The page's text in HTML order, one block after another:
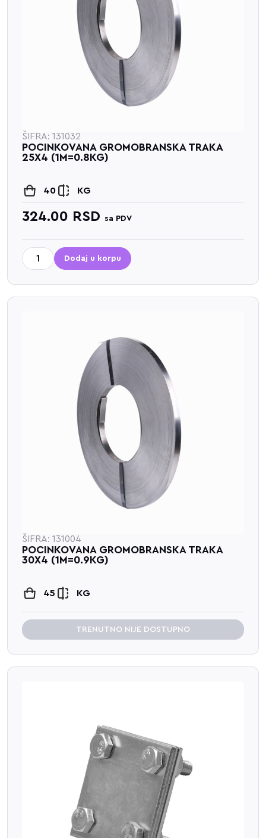
ŠIFRA: 131032
POCINKOVANA GROMOBRANSKA TRAKA
25X4 (1M=0.8KG)
40 KG
324.00 RSD sa PDV
Dodaj u korpu
ŠIFRA: 131004
POCINKOVANA GROMOBRANSKA TRAKA
30X4 (1M=0.9KG)
45 KG
TRENUTNO NIJE DOSTUPNO